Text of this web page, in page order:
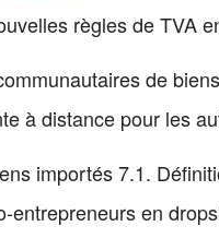
règles de TVA
de
à distance pour les
importés 7.1.
entrepreneurs en